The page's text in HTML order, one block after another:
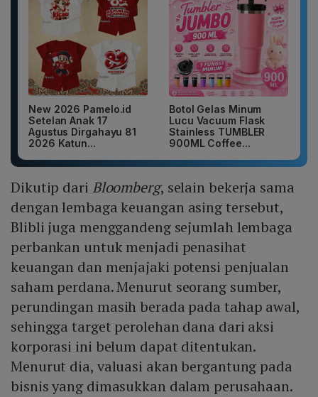
New 2026 Pamelo.id
Setelan Anak 17
Agustus Dirgahayu 81
2026 Katun...
Botol Gelas Minum
Lucu Vacuum Flask
Stainless TUMBLER
900ML Coffee...
Dikutip dari Bloomberg, selain bekerja sama
dengan lembaga keuangan asing tersebut,
Blibli juga menggandeng sejumlah lembaga
perbankan untuk menjadi penasihat
keuangan dan menjajaki potensi penjualan
saham perdana. Menurut seorang sumber,
perundingan masih berada pada tahap awal,
sehingga target perolehan dana dari aksi
korporasi ini belum dapat ditentukan.
Menurut dia, valuasi akan bergantung pada
bisnis yang dimasukkan dalam perusahaan.